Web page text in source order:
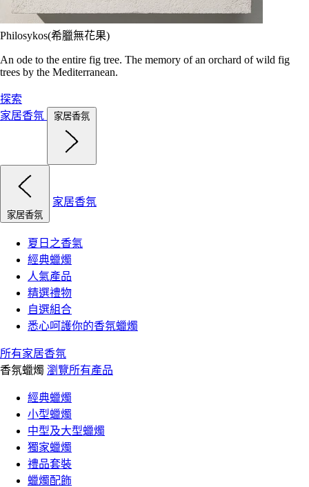
Philosykos(希臘無花果)
An ode to the entire fig tree. The memory of an orchard of wild fig
trees by the Mediterranean.
探索
家居香氛
家居香氛
家居香氛
家居香氛
夏日之香氣
經典蠟燭
人氣產品
精選禮物
自選組合
悉心呵護你的香氛蠟燭
所有家居香氛
香氛蠟燭 瀏覽所有產品
經典蠟燭
小型蠟燭
中型及大型蠟燭
獨家蠟燭
禮品套裝
蠟燭配飾